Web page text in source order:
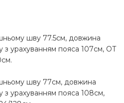
шву 77.5см, довжина
урахуванням пояса 107см, ОТ
шву 77см, довжина
урахуванням пояса 108см,